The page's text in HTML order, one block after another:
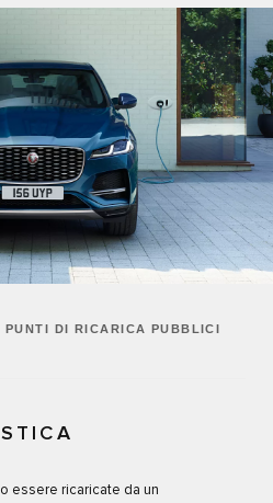
PUNTI DI RICARICA PUBBLICI
essere ricaricate da un